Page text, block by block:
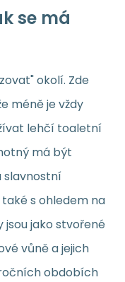
se má
okolí. Zde
méně je vždy
lehčí toaletní
má být
slavnostní
s ohledem na
jako stvořené
vůně a jejich
obdobích